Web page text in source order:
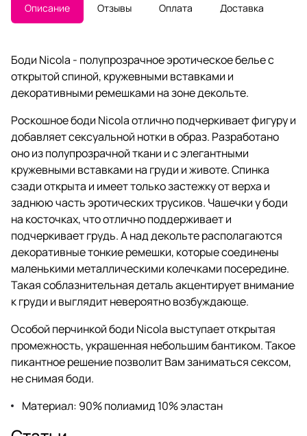
Описание Отзывы Оплата Доставка
Боди Nicola - полупрозрачное эротическое белье с
открытой спиной, кружевными вставками и
декоративными ремешками на зоне декольте.
Роскошное боди Nicola отлично подчеркивает фигуру и
добавляет сексуальной нотки в образ. Разработано
оно из полупрозрачной ткани и с элегантными
кружевными вставками на груди и животе. Спинка
сзади открыта и имеет только застежку от верха и
заднюю часть эротических трусиков. Чашечки у боди
на косточках, что отлично поддерживает и
подчеркивает грудь. А над декольте располагаются
декоративные тонкие ремешки, которые соединены
маленькими металлическими колечками посередине.
Такая соблазнительная деталь акцентирует внимание
к груди и выглядит невероятно возбуждающе.
Особой перчинкой боди Nicola выступает открытая
промежность, украшенная небольшим бантиком. Такое
пикантное решение позволит Вам заниматься сексом,
не снимая боди.
Материал: 90% полиамид 10% эластан